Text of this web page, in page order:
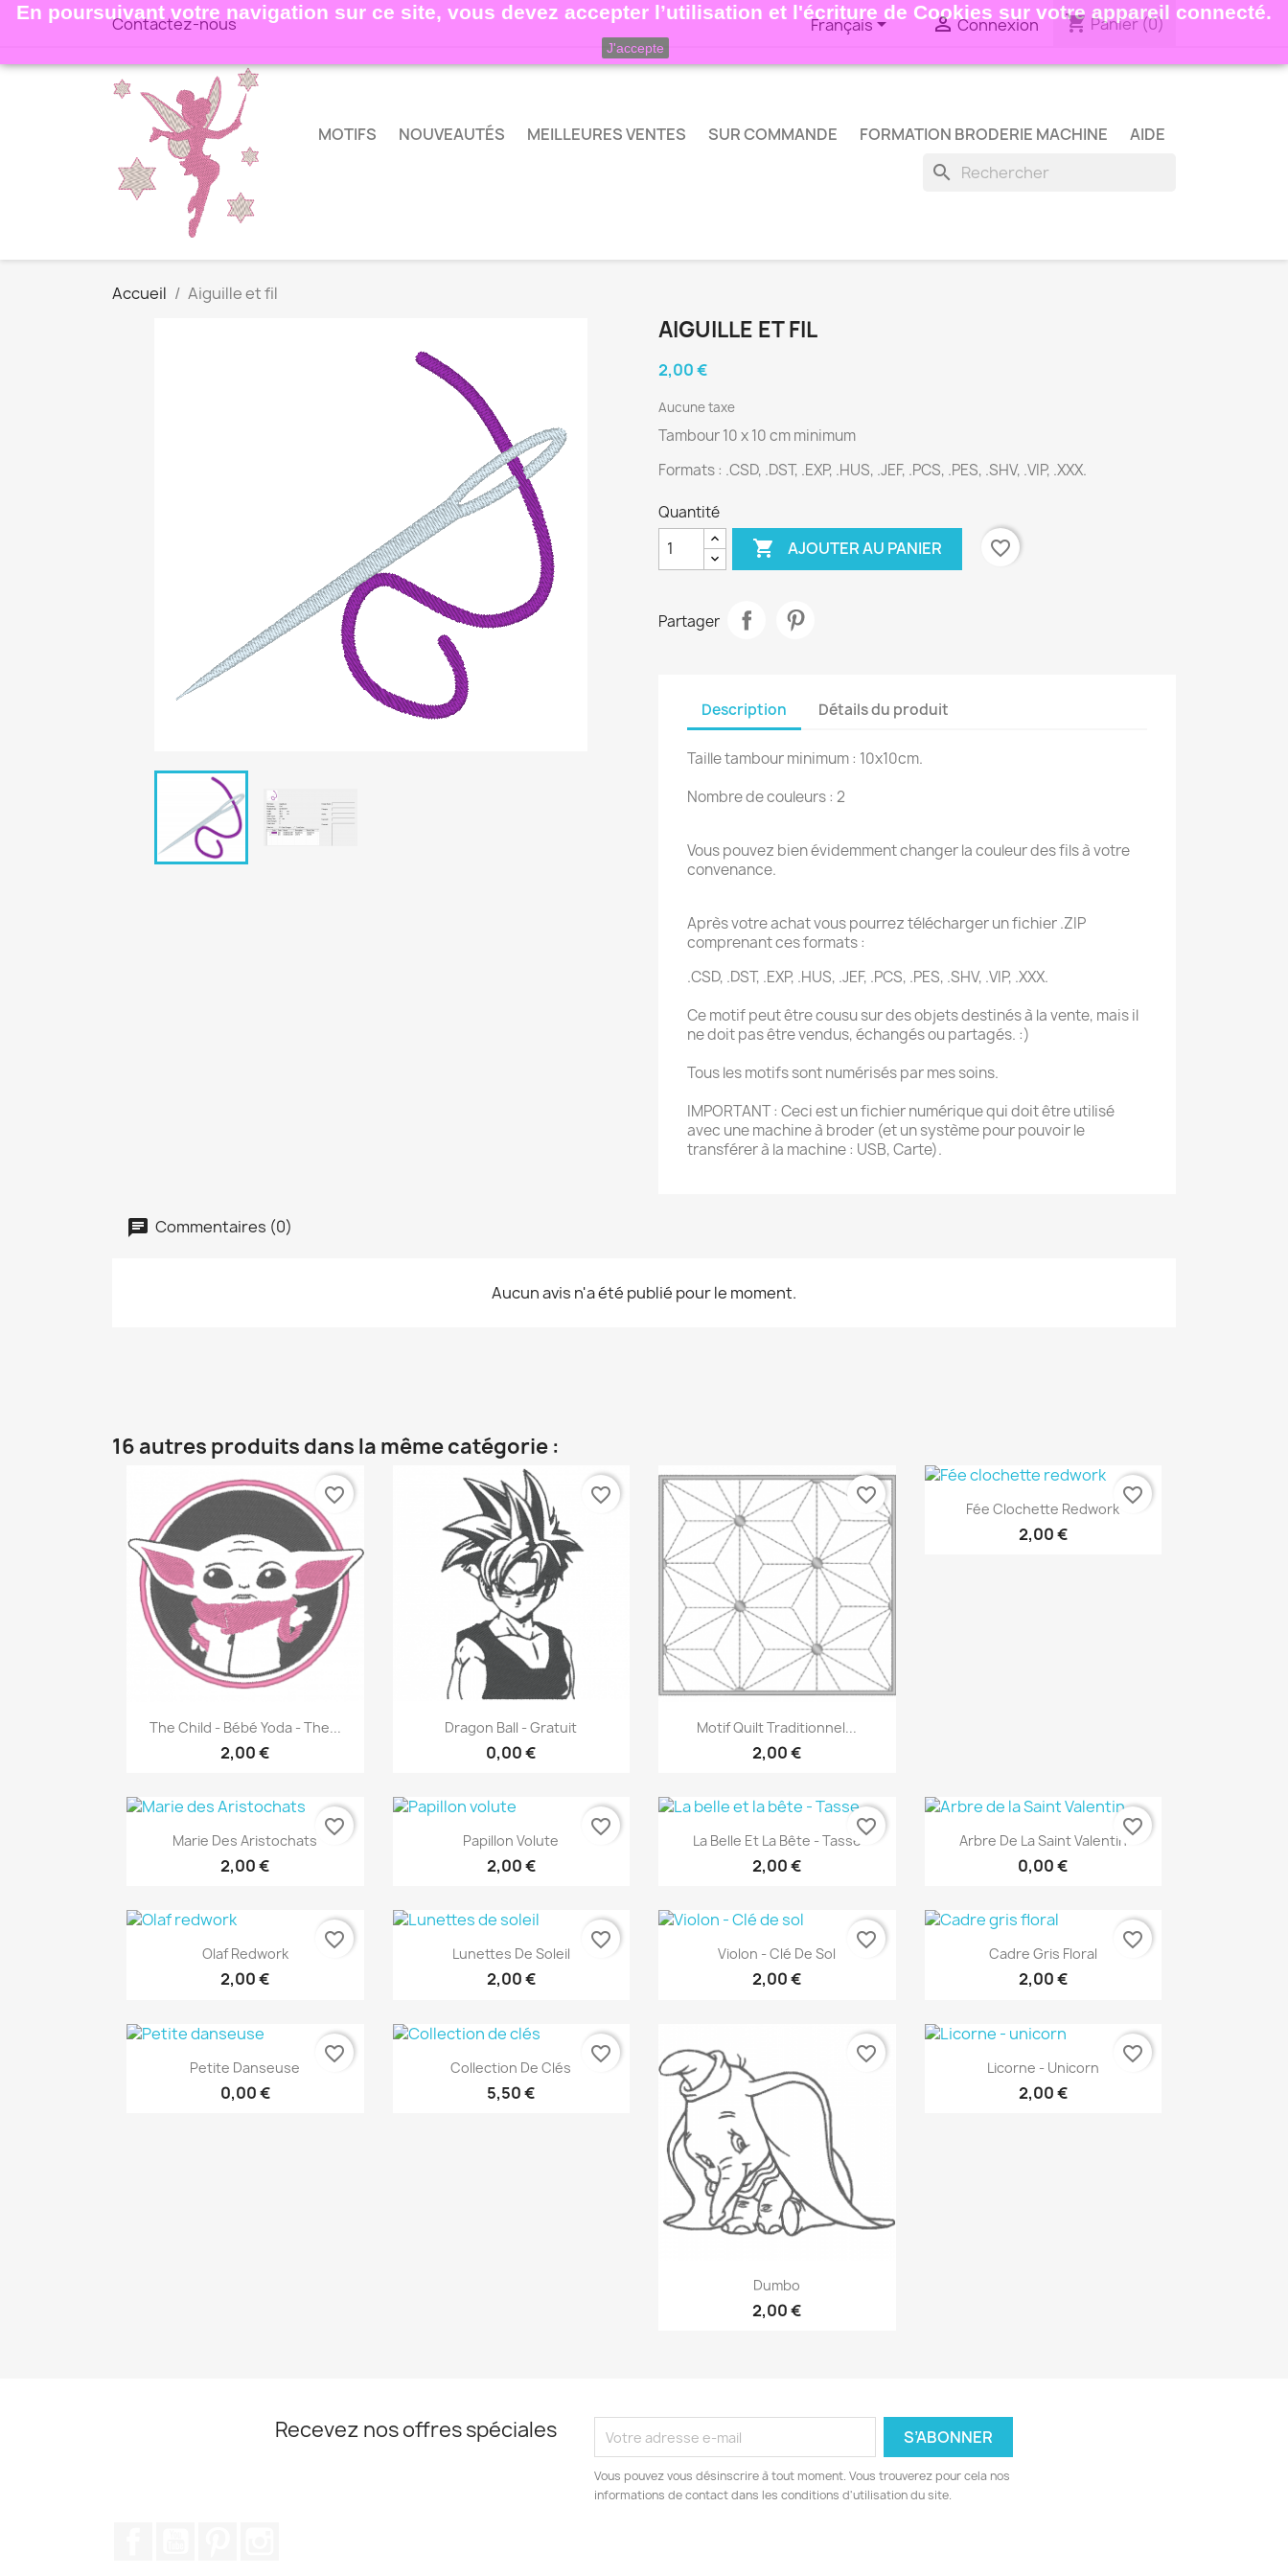
En poursuivant votre navigation sur ce site, vous devez accepter l’utilisation et l'écriture de Cookies sur votre appareil connecté.
J'accepte
Contactez-nous Français Connexion shopping_cart Panier(0)
MOTIFS NOUVEAUTÉS MEILLEURES VENTES SUR COMMANDE FORMATION BRODERIE MACHINE AIDE
search
Accueil Aiguille et fil
AIGUILLE ET FIL
2,00 €
Aucune taxe
Tambour 10 x 10 cm minimum
Formats : .CSD, .DST, .EXP, .HUS, .JEF, .PCS, .PES, .SHV, .VIP, .XXX.
Quantité
 AJOUTER AU PANIER favorite_border
Partager
Description Détails du produit
Taille tambour minimum : 10x10cm.
Nombre de couleurs : 2
Vous pouvez bien évidemment changer la couleur des fils à votre
convenance.
Après votre achat vous pourrez télécharger un fichier .ZIP
comprenant ces formats :
.CSD, .DST, .EXP, .HUS, .JEF, .PCS, .PES, .SHV, .VIP, .XXX.
Ce motif peut être cousu sur des objets destinés à la vente, mais il
ne doit pas être vendus, échangés ou partagés. :)
Tous les motifs sont numérisés par mes soins.
IMPORTANT : Ceci est un fichier numérique qui doit être utilisé
avec une machine à broder (et un système pour pouvoir le
transférer à la machine : USB, Carte).
Commentaires (0)
Aucun avis n'a été publié pour le moment.
16 autres produits dans la même catégorie :
Aperçu rapide
The Child - Bébé Yoda - The...
2,00 €
favorite_border
Aperçu rapide
Dragon Ball - Gratuit
0,00 €
favorite_border
Aperçu rapide
Motif Quilt Traditionnel...
2,00 €
favorite_border Aperçu rapide
Fée Clochette Redwork
2,00 €
favorite_border
Aperçu rapide
Marie Des Aristochats
2,00 €
favorite_border Aperçu rapide
Papillon Volute
2,00 €
favorite_border Aperçu rapide
La Belle Et La Bête - Tasse
2,00 €
favorite_border  Aperçu rapide
Arbre De La Saint Valentin
0,00 €
favorite_border
Aperçu rapide
Olaf Redwork
2,00 €
favorite_border Aperçu rapide
Lunettes De Soleil
2,00 €
favorite_border Aperçu rapide
Violon - Clé De Sol
2,00 €
favorite_border Aperçu rapide
Cadre Gris Floral
2,00 €
favorite_border
Aperçu rapide
Petite Danseuse
0,00 €
favorite_border Aperçu rapide
Collection De Clés
5,50 €
favorite_border
Aperçu rapide
Dumbo
2,00 €
favorite_border Aperçu rapide
Licorne - Unicorn
2,00 €
favorite_border
Recevez nos offres spéciales
Vous pouvez vous désinscrire à tout moment. Vous trouverez pour cela nos
informations de contact dans les conditions d'utilisation du site.